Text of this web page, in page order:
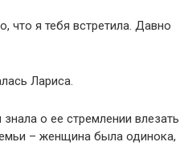
что я тебя встретила. Давно
Лариса.
о ее стремлении влезать
– женщина была одинока,